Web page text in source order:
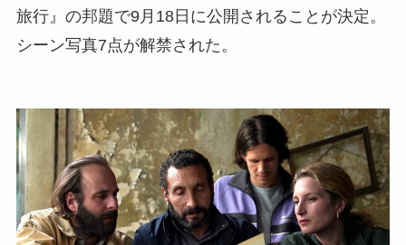
旅行』の邦題で9月18日に公開されることが決定。
シーン写真7点が解禁された。